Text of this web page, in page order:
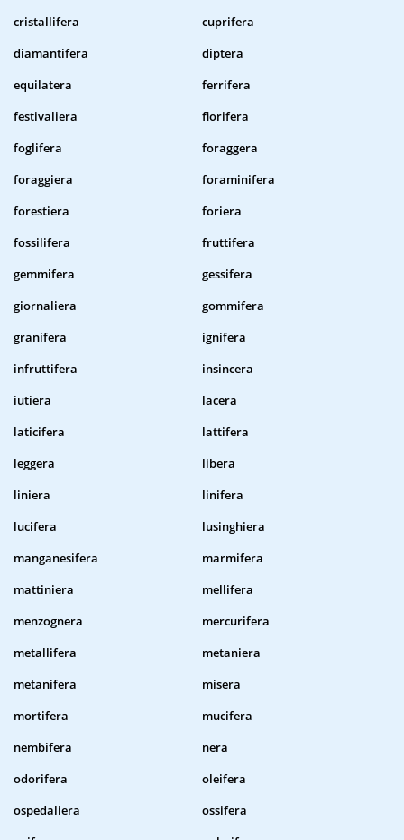
cristallifera
cuprifera
diamantifera
diptera
equilatera
ferrifera
festivaliera
fiorifera
foglifera
foraggera
foraggiera
foraminifera
forestiera
foriera
fossilifera
fruttifera
gemmifera
gessifera
giornaliera
gommifera
granifera
ignifera
infruttifera
insincera
iutiera
lacera
laticifera
lattifera
leggera
libera
liniera
linifera
lucifera
lusinghiera
manganesifera
marmifera
mattiniera
mellifera
menzognera
mercurifera
metallifera
metaniera
metanifera
misera
mortifera
mucifera
nembifera
nera
odorifera
oleifera
ospedaliera
ossifera